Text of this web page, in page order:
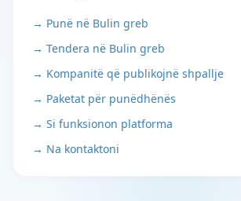
→ Punë në Bulin greb
→ Tendera në Bulin greb
→ Kompanitë që publikojnë shpallje
→ Paketat për punëdhënës
→ Si funksionon platforma
→ Na kontaktoni